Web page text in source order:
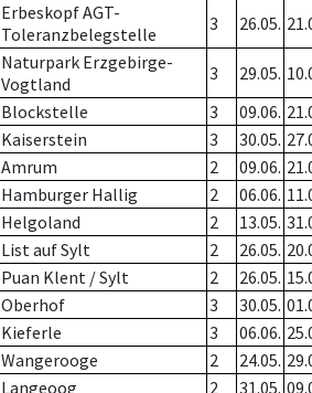
Erbeskopf AGT-
Toleranzbelegstelle
3 26.05.
Naturpark Erzgebirge-
Vogtland
3 29.05.
Blockstelle 3 09.06.
Kaiserstein 3 30.05.
Amrum 2 09.06.
Hamburger Hallig 2 06.06.
Helgoland 2 13.05.
List auf Sylt 2 26.05.
Puan Klent / Sylt 2 26.05.
Oberhof 3 30.05.
Kieferle 3 06.06.
Wangerooge 2 24.05.
Langeoog 2 31.05.